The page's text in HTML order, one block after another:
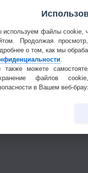
используем файлы cookie,
Продолжая
о том, как мы
также можете
файлов
в Вашем веб-